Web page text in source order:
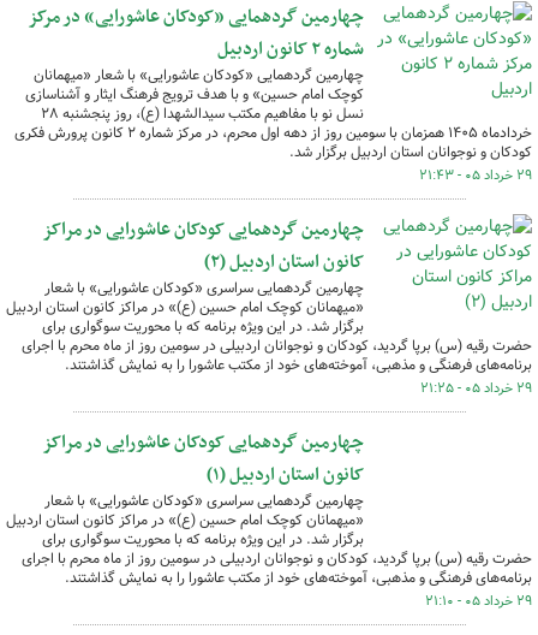
چهارمین گردهمایی «کودکان عاشورایی» در مرکز
شماره ۲ کانون اردبیل
چهارمین گردهمایی «کودکان عاشورایی» با شعار «میهمانان
کوچک امام حسین» و با هدف ترویج فرهنگ ایثار و آشناسازی
نسل نو با مفاهیم مکتب سیدالشهدا (ع)، روز پنجشنبه ۲۸
خردادماه ۱۴۰۵ همزمان با سومین روز از دهه اول محرم، در مرکز شماره ۲ کانون پرورش فکری
کودکان و نوجوانان استان اردبیل برگزار شد.
۲۹ خرداد ۰۵ - ۲۱:۴۳
چهارمین گردهمایی کودکان عاشورایی در مراکز
کانون استان اردبیل (۲)
چهارمین گردهمایی سراسری «کودکان عاشورایی» با شعار
«میهمانان کوچک امام حسین (ع)» در مراکز کانون استان اردبیل
برگزار شد. در این ویژه برنامه که با محوریت سوگواری برای
حضرت رقیه (س) برپا گردید، کودکان و نوجوانان اردبیلی در سومین روز از ماه محرم با اجرای
برنامه‌های فرهنگی و مذهبی، آموخته‌های خود از مکتب عاشورا را به نمایش گذاشتند.
۲۹ خرداد ۰۵ - ۲۱:۲۵
چهارمین گردهمایی کودکان عاشورایی در مراکز
کانون استان اردبیل (۱)
چهارمین گردهمایی سراسری «کودکان عاشورایی» با شعار
«میهمانان کوچک امام حسین (ع)» در مراکز کانون استان اردبیل
برگزار شد. در این ویژه برنامه که با محوریت سوگواری برای
حضرت رقیه (س) برپا گردید، کودکان و نوجوانان اردبیلی در سومین روز از ماه محرم با اجرای
برنامه‌های فرهنگی و مذهبی، آموخته‌های خود از مکتب عاشورا را به نمایش گذاشتند.
۲۹ خرداد ۰۵ - ۲۱:۱۰